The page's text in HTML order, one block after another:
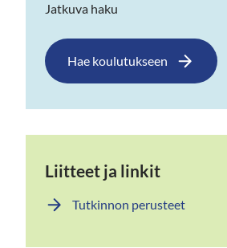
Jatkuva haku
Hae koulutukseen
Liitteet ja linkit
Tutkinnon perusteet